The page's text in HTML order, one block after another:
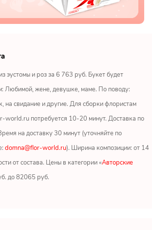
эустомы и роз за 6 763 руб. Букет будет
Любимой, жене, девушке, маме. По поводу:
на свидание и другие. Для сборки флористам
world.ru потребуется 10-20 минут. Доставка по
на доставку 30 минут (уточняйте по
domna@flor-world.ru). Ширина композиции: от 14
от состава. Цены в категории «Авторские
до 82065 руб.